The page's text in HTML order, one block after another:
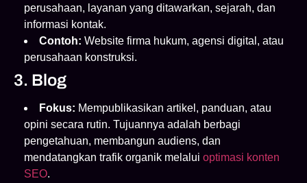
perusahaan, layanan yang ditawarkan, sejarah, dan
informasi kontak.
Contoh: Website firma hukum, agensi digital, atau
perusahaan konstruksi.
3. Blog
Fokus: Mempublikasikan artikel, panduan, atau
opini secara rutin. Tujuannya adalah berbagi
pengetahuan, membangun audiens, dan
mendatangkan trafik organik melalui optimasi konten
SEO.